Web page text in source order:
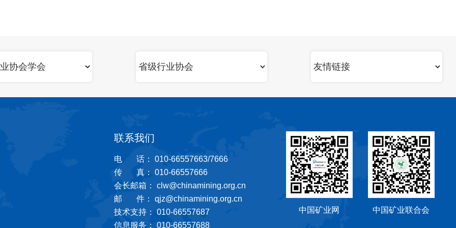
联系我们
电 话： 010-66557663/7666
传 真： 010-66557666
会长邮箱： clw@chinamining.org.cn
邮 件： qjz@chinamining.org.cn
技术支持： 010-66557687
信息服务： 010-66557688
中国矿业网 中国矿业联合会